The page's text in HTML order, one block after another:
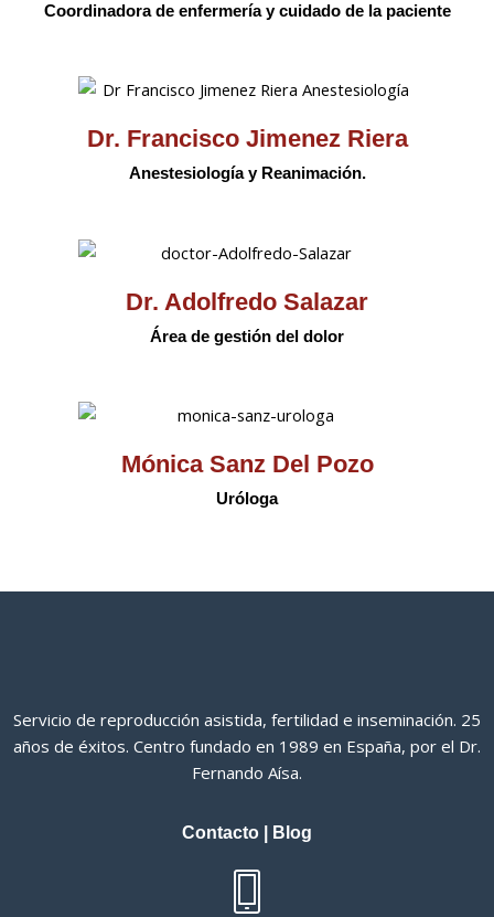
Coordinadora de enfermería y cuidado de la paciente
Dr. Francisco Jimenez Riera
Anestesiología y Reanimación.
Dr. Adolfredo Salazar
Área de gestión del dolor
Mónica Sanz Del Pozo
Uróloga
Servicio de reproducción asistida, fertilidad e inseminación. 25
años de éxitos. Centro fundado en 1989 en España, por el Dr.
Fernando Aísa.
Contacto Blog